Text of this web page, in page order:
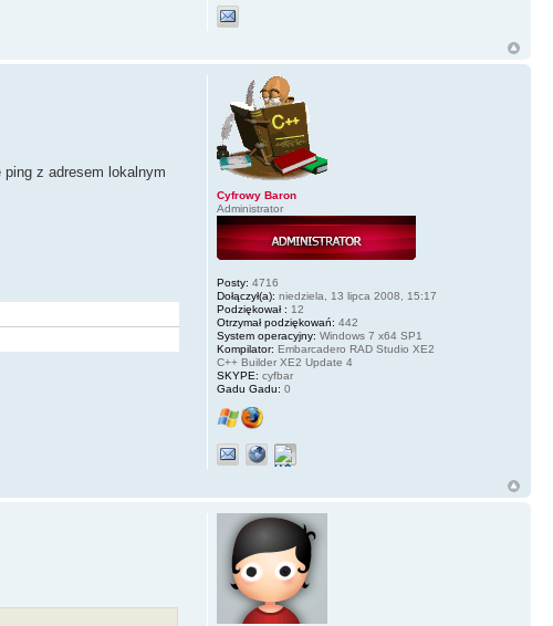
ping z adresem lokalnym
Cyfrowy Baron
Administrator
Posty: 4716
Dołączył(a): niedziela, 13 lipca 2008, 15:17
Podziękował : 12
Otrzymał podziękowań: 442
System operacyjny: Windows 7 x64 SP1
Kompilator: Embarcadero RAD Studio XE2
C++ Builder XE2 Update 4
SKYPE: cyfbar
Gadu Gadu: 0